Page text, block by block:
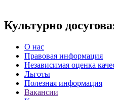
Культурно
О нас
Правовая информация
Независимая оценка
Льготы
Полезная информация
Вакансии